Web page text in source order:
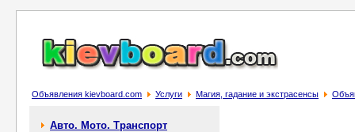
Объявления kievboard.com Услуги Магия, гадание и экстрасенсы
Авто. Мото. Транспорт